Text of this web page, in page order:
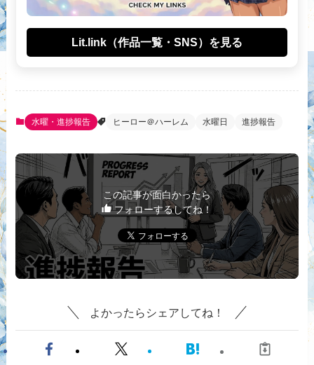
Lit.link（作品一覧・SNS）を見る
水曜・進捗報告 ヒーロー＠ハーレム 水曜日 進捗報告
この記事が面白かったら
フォローするしてね！
よかったらシェアしてね！